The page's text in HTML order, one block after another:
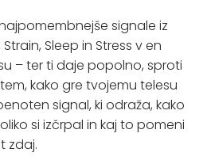
signale iz
Sleep in Stress v en
– ter ti daje popolno, sproti
kako gre tvojemu telesu
signal, ki odraža, kako
si izčrpal in kaj to pomeni
zdaj.